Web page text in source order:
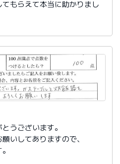
もらえて本当に助かりまし
します。
うございます。
いしてありますので、